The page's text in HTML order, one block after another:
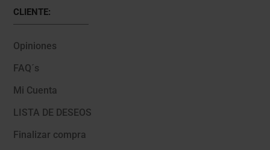
CLIENTE:
Opiniones
FAQ´s
Mi Cuenta
LISTA DE DESEOS
Finalizar compra